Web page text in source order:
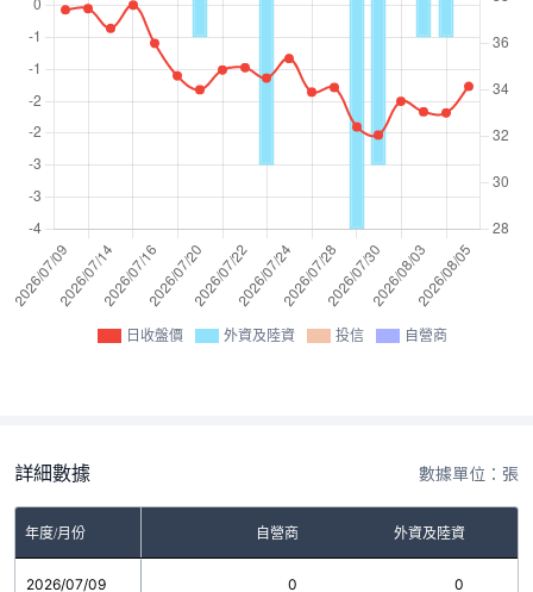
日收盤價 外資及陸資 投信 自營商
詳細數據 數據單位：張
年度/月份 自營商 外資及陸資
2026/07/09 0 0